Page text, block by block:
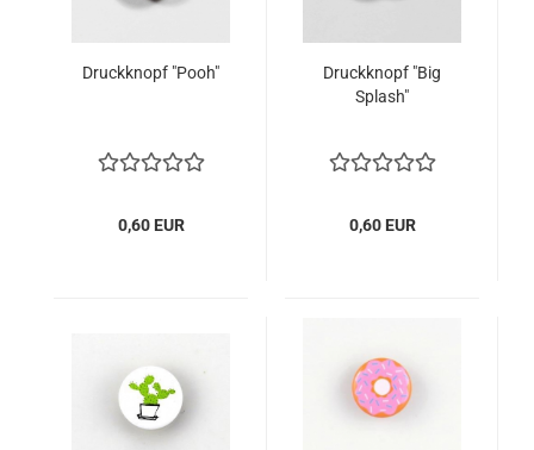
Druckknopf "Pooh"
0,60 EUR
Druckknopf "Big
Splash"
0,60 EUR